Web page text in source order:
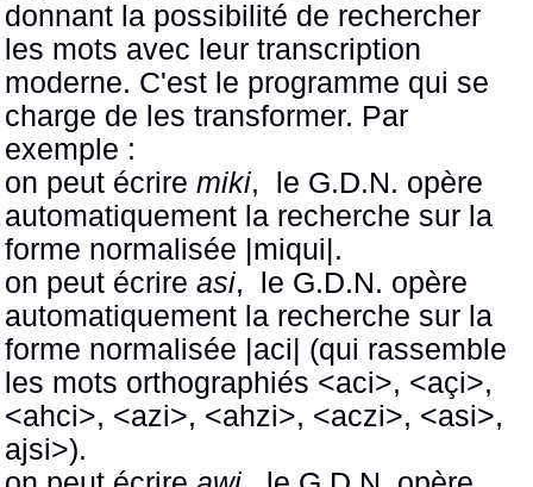
donnant la possibilité de rechercher
les mots avec leur transcription
moderne. C'est le programme qui se
charge de les transformer. Par
exemple :
on peut écriremiki, le G.D.N. opère
automatiquement la recherche sur la
forme normalisée |miqui|.
on peut écrireasi, le G.D.N. opère
automatiquement la recherche sur la
forme normalisée |aci| (qui rassemble
les mots orthographiés <aci>, <açi>,
<ahci>, <azi>, <ahzi>, <aczi>, <asi>,
ajsi>).